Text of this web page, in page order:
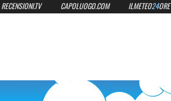
RECENSIONI.TV CAPOLUOGO.COM ILMETEO24ORE